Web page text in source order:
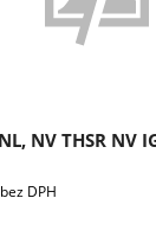
NV THSR NV
bez DPH